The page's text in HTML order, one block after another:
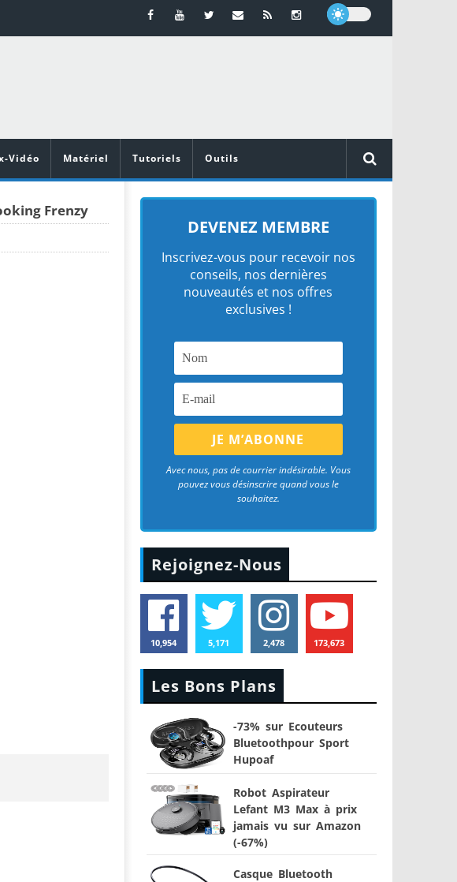
Vidéo Matériel Tutoriels Outils
Frenzy
DEVENEZ MEMBRE
Inscrivez-vous pour recevoir nos
conseils, nos dernières
nouveautés et nos offres
exclusives !
Avec nous, pas de courrier indésirable. Vous
pouvez vous désinscrire quand vous le
souhaitez.
Rejoignez-Nous
10,954 5,171 2,478 173,673
Les Bons Plans
-73% sur Ecouteurs
Bluetoothpour Sport
Hupoaf
Robot Aspirateur
Lefant M3 Max à prix
jamais vu sur Amazon
(-67%)
Casque Bluetooth